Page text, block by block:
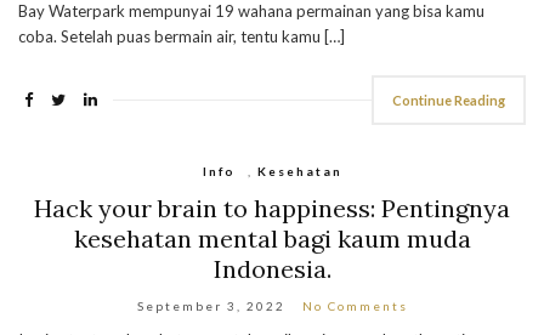
Bay Waterpark mempunyai 19 wahana permainan yang bisa kamu
coba. Setelah puas bermain air, tentu kamu […]
Continue Reading
Info , Kesehatan
Hack your brain to happiness: Pentingnya
kesehatan mental bagi kaum muda
Indonesia.
September 3, 2022 No Comments